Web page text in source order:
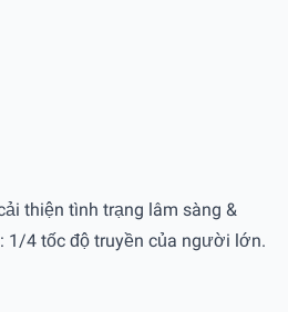
thiện tình trạng lâm sàng &
1/4 tốc độ truyền của người lớn.